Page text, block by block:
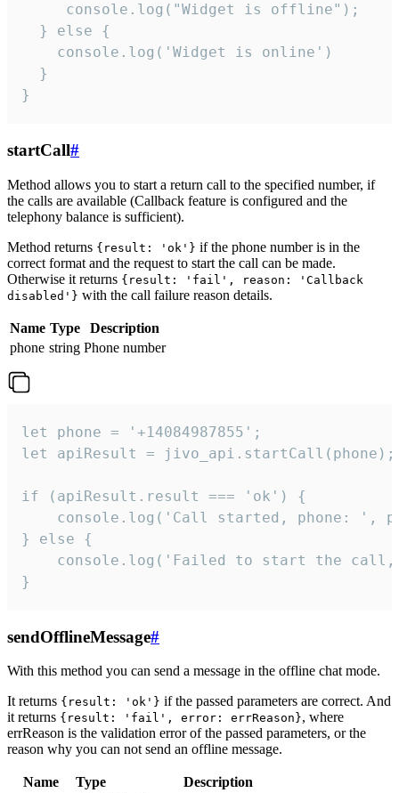
     console.log("Widget is offline");
  } else {
    console.log('Widget is online')
  }
}
startCall#
Method allows you to start a return call to the specified number, if
the calls are available (Callback feature is configured and the
telephony balance is sufficient).
Method returns {result: 'ok'} if the phone number is in the
correct format and the request to start the call can be made.
Otherwise it returns {result: 'fail', reason: 'Callback
disabled'} with the call failure reason details.
Name Type
Description
phone string Phone number
let phone = '+14084987855';
let apiResult = jivo_api.startCall(phone);
if (apiResult.result === 'ok') {
console.log('Call started, phone: ',
} else {
console.log('Failed to start the
}
sendOfflineMessage#
With this method you can send a message in the offline chat mode.
It returns {result: 'ok'} if the passed parameters are correct. And
it returns {result: 'fail', error: errReason}, where
errReason is the validation error of the passed parameters, or the
reason why you can not send an offline message.
Name Type
Description